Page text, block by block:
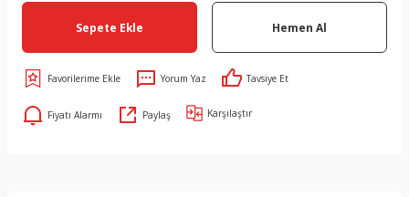
Sepete Ekle Hemen Al
Yorum Yaz Tavsiye Et
Fiyatı Alarmı Paylaş Karşılaştır